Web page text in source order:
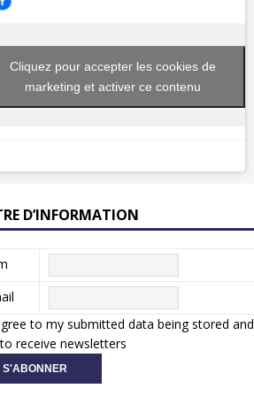
Cliquez pour accepter les cookies de
marketing et activer ce contenu
D’INFORMATION
to my submitted data being stored and
receive newsletters